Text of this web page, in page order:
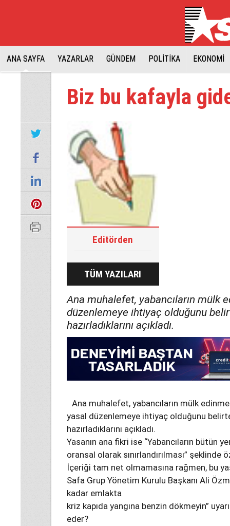
ANA SAYFA YAZARLAR GÜNDEM POLİTİKA EKONOMİ
Biz bu kafayla
Editörden
TÜM YAZILARI
Ana muhalefet, yabancıların mülk
düzenlemeye ihtiyaç olduğunu
hazırladıklarını açıkladı.
Ana muhalefet, yabancıların mülk
yasal düzenlemeye ihtiyaç olduğunu
hazırladıklarını açıkladı.
Yasanın ana fikri ise “Yabancıların
oransal olarak sınırlandırılması” şeklinde
İçeriği tam net olmamasına rağmen, bu
Safa Grup Yönetim Kurulu Başkanı Ali
kadar emlakta
kriz kapıda yangına benzin dökmeyin”
eder?